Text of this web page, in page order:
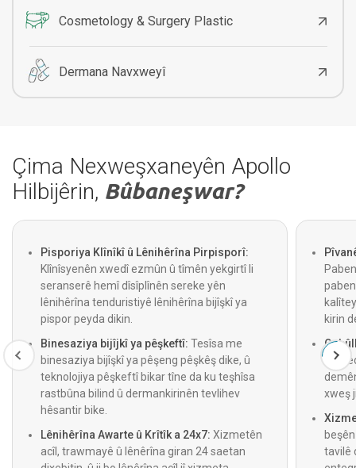
Cosmetology & Surgery Plastic
Dermana Navxweyî
Çima Nexweşxaneyên Apollo
Hilbijêrin, Bûbaneşwar?
Pisporiya Klînîkî û Lênihêrîna Pirpisporî:
Klînîsyenên xwedî ezmûn û tîmên yekgirtî li
seranserê hemî dîsîplînên sereke yên
lênihêrîna tenduristiyê lênihêrîna bijîşkî ya
pispor peyda dikin.
Binesaziya bijîjkî ya pêşkeftî: Tesîsa me
binesaziya bijîşkî ya pêşeng pêşkêş dike, û
teknolojiya pêşkeftî bikar tîne da ku teşhîsa
rastbûna bilind û dermankirinên tevlihev
hêsantir bike.
Lênihêrîna Awarte û Krîtîk a 24x7: Xizmetên
acîl, trawmayê û lênêrîna giran 24 saetan
kirin
xweş
tavilê